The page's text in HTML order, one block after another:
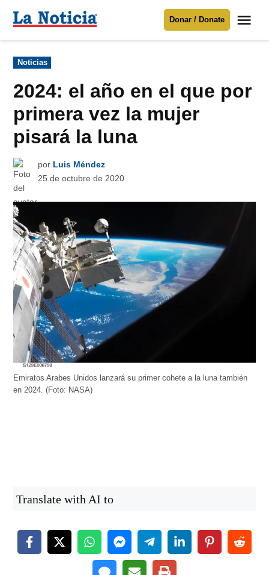
Para mantenerte informado necesitamos
Donar
contenido
Noticia
Donar / Donate
Publicado
en
Noticias
2024: el año en el que por
primera vez la mujer
pisará la luna
por Luis Méndez
25 de octubre de 2020
Emiratos Arabes Unidos lanzará su primer cohete a la luna también
en 2024. (Foto: NASA)
Translate with AI to